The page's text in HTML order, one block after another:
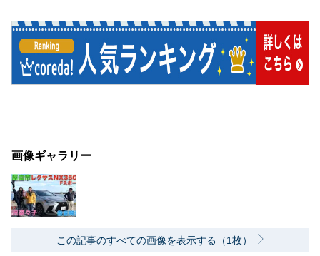
画像ギャラリー
この記事のすべての画像を表示する（1枚）